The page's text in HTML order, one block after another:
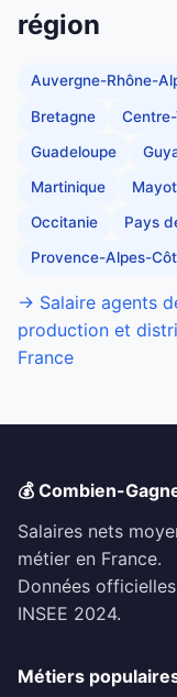
région
Auvergne-Rhône-
Bretagne
Guadeloupe
Martinique
Occitanie Pays
Provence-Alpes-
→ Salaire agents
production et
France
💰 Combien-
Salaires nets
métier en France.
Données officielles
INSEE 2024.
Métiers